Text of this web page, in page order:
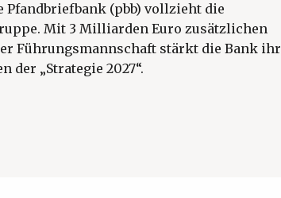
Pfandbriefbank (pbb) vollzieht die
Mit 3 Milliarden Euro zusätzlichen
Führungsmannschaft stärkt die Bank ihr
der „Strategie 2027“.